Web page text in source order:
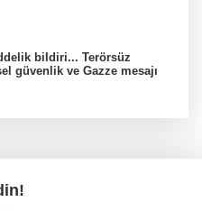
bildiri... Terörsüz
güvenlik ve Gazze mesajı
için dönüşüm süreci